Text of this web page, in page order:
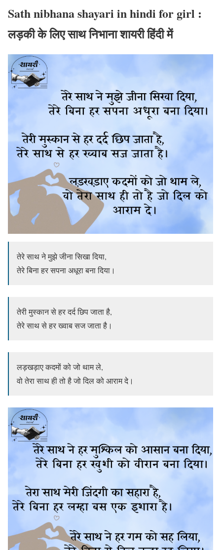
Sath nibhana shayari in hindi for girl :
लड़की के लिए साथ निभाना शायरी हिंदी में
तेरे साथ ने मुझे जीना सिखा दिया,
तेरे बिना हर सपना अधूरा बना दिया।
तेरी मुस्कान से हर दर्द छिप जाता है,
तेरे साथ से हर ख्वाब सज जाता है।
लड़खड़ाए कदमों को जो थाम ले,
वो तेरा साथ ही तो है जो दिल को आराम दे।